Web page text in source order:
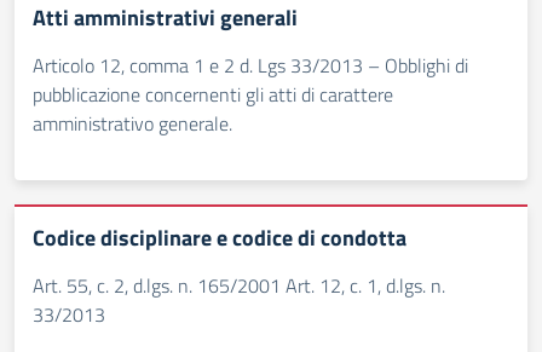
Atti amministrativi generali
Articolo 12, comma 1 e 2 d. Lgs 33/2013 – Obblighi di
pubblicazione concernenti gli atti di carattere
amministrativo generale.
Codice disciplinare e codice di condotta
Art. 55, c. 2, d.lgs. n. 165/2001 Art. 12, c. 1, d.lgs. n.
33/2013